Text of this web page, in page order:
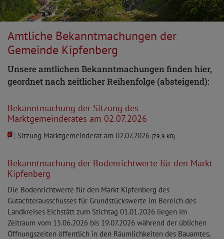
Amtliche Bekanntmachungen der
Gemeinde Kipfenberg
Unsere amtlichen Bekanntmachungen finden hier,
geordnet nach zeitlicher Reihenfolge (absteigend):
Bekanntmachung der Sitzung des
Marktgemeinderates am 02.07.2026
Sitzung Marktgemeinderat am 02.07.2026 (79,9 KB)
Bekanntmachung der Bodenrichtwerte für den Markt
Kipfenberg
Die Bodenrichtwerte für den Markt Kipfenberg des
Gutachterausschusses für Grundstückswerte im Bereich des
Landkreises Eichstätt zum Stichtag 01.01.2026 liegen im
Zeitraum vom 15.06.2026 bis 19.07.2026 während der üblichen
Öffnungszeiten öffentlich in den Räumlichkeiten des Bauamtes,